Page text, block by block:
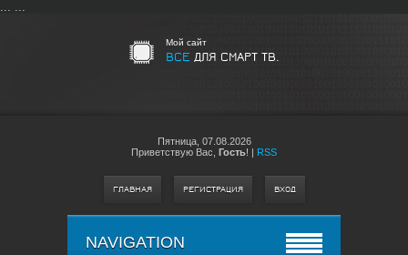
... ...
Мой сайт
ВСЕ ДЛЯ СМАРТ ТВ.
Пятница, 07.08.2026
Приветствую Вас Гость! | RSS
ГЛАВНАЯ РЕГИСТРАЦИЯ ВХОД
NAVIGATION